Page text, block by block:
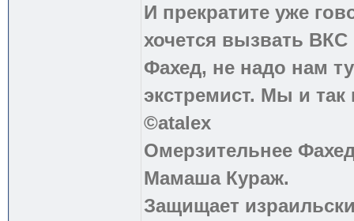
И прекратите уже
хочется вызвать
Фахед, не надо нам
экстремист. Мы и
©atalex
Омерзительнее
Мамаша Кураж.
Защищает